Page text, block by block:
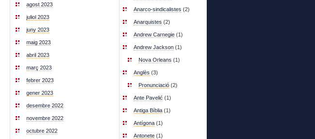
agost 2023
juliol 2023
juny 2023
maig 2023
abril 2023
març 2023
febrer 2023
gener 2023
desembre 2022
novembre 2022
octubre 2022
Anarco-sindicalistes (2)
Anarquistes (2)
Andrew Carnegie (1)
Andrew Jackson (1)
Nova Orleans (1)
Anglès (3)
Pronunciació (2)
Ante Pavelić (1)
Antiga Bíblia (1)
Antígona (1)
Antonete (1)